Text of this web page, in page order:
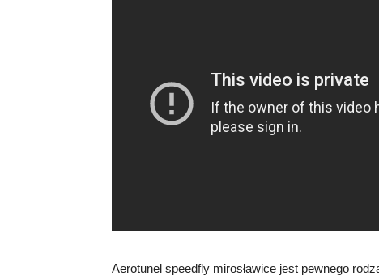
Aerotunel speedfly mirosławice jest pewnego